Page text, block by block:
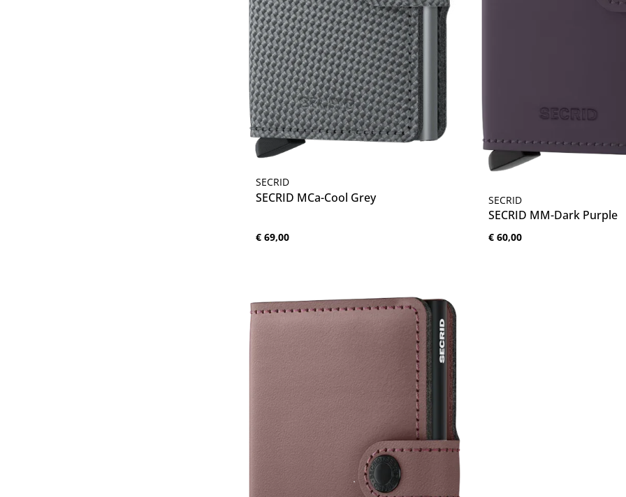
Producthoeveelheid: Voer de gewenste
SECRID
SECRID MCa-Cool Grey
Normale prijs:
€ 69,00
SECRID
SECRID MM-Dark Purple
Normale prijs:
€ 60,00